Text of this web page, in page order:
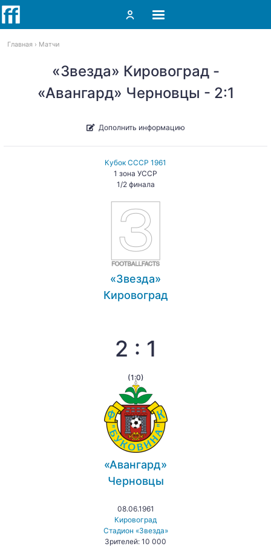
Главная Матчи
«Звезда» Кировоград -
«Авангард» Черновцы - 2:1
Дополнить информацию
Кубок СССР 1961
1 зона УССР
1/2 финала
«Звезда»
Кировоград
2 : 1
(1:0)
«Авангард»
Черновцы
08.06.1961
Кировоград
Стадион «Звезда»
Зрителей: 10 000